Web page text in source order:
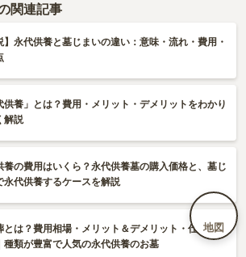
地図
関連記事
】永代供養と墓じまいの違い：意味・流れ・費用・
供養」とは？費用・メリット・デメリットをわかり
解説
養の費用はいくら？永代供養墓の購入価格と、墓じ
永代供養するケースを解説
とは？費用相場・メリット＆デメリット・仕組みを
種類が豊富で人気の永代供養のお墓